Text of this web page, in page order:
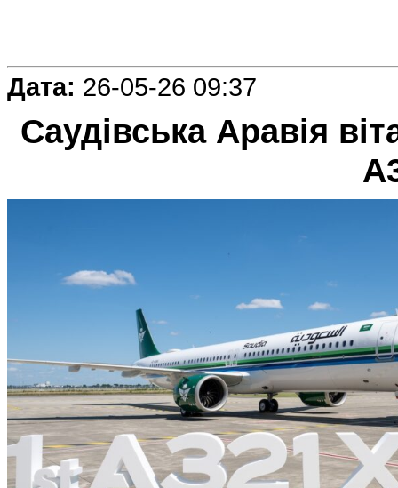
Дата: 26-05-26 09:37
Саудівська Аравія